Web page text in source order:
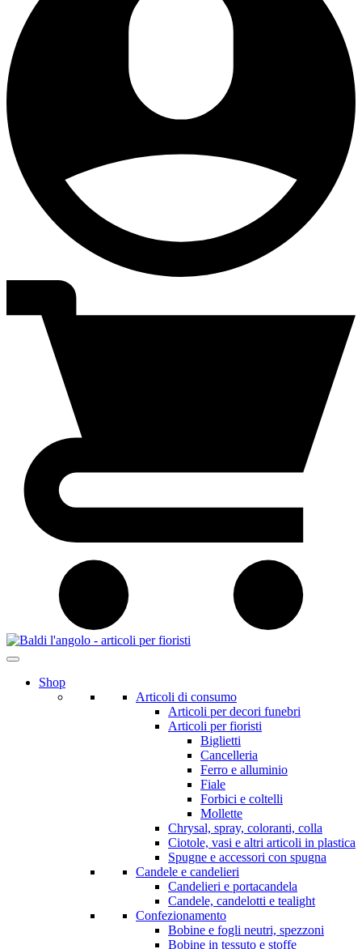
Shop
Articoli di consumo
Articoli per decori funebri
Articoli per fioristi
Biglietti
Cancelleria
Ferro e alluminio
Fiale
Forbici e coltelli
Mollette
Chrysal, spray, coloranti, colla
Ciotole, vasi e altri articoli in plastica
Spugne e accessori con spugna
Candele e candelieri
Candelieri e portacandela
Candele, candelotti e tealight
Confezionamento
Bobine e fogli neutri, spezzoni
Bobine in tessuto e stoffe